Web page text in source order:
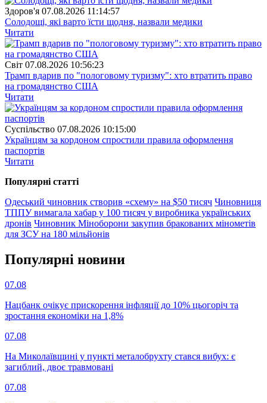
Здоров'я 07.08.2026 11:14:57
Солодощі, які варто їсти щодня, назвали медики
Читати
Свiт 07.08.2026 10:56:23
Трамп вдарив по "пологовому туризму": хто втратить право
на громадянство США
Читати
Суспiльство 07.08.2026 10:15:00
Українцям за кордоном спростили правила оформлення
паспортів
Читати
Популярнi статтi
Одеський чиновник створив «схему» на $50 тисяч Чиновниця
ТППУ вимагала хабар у 100 тисяч у виробника українських
дронів Чиновник Міноборони закупив бракованих мінометів
для ЗСУ на 180 мільйонів
Популярнi новини
07.08
Нацбанк очікує прискорення інфляції до 10% цьогоріч та
зростання економіки на 1,8%
07.08
На Миколаївщині у пункті металобрухту стався вибух: є
загиблий, двоє травмовані
07.08